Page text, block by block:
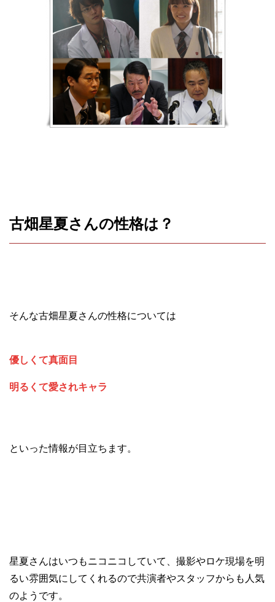
古畑星夏さんの性格は？
そんな古畑星夏さんの性格については
優しくて真面目
明るくて愛されキャラ
といった情報が目立ちます。
星夏さんはいつもニコニコしていて、撮影やロケ現場を明
るい雰囲気にしてくれるので共演者やスタッフからも人気
のようです。